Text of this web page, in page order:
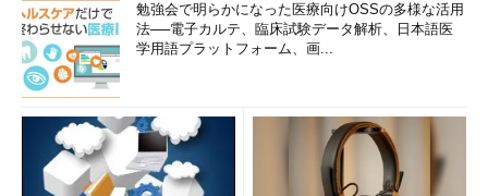
勉強会で明らかになった医療向けOSSの多様な活用
法──電子カルテ、臨床試験データ解析、日本語医
学用語プラットフォーム、画...